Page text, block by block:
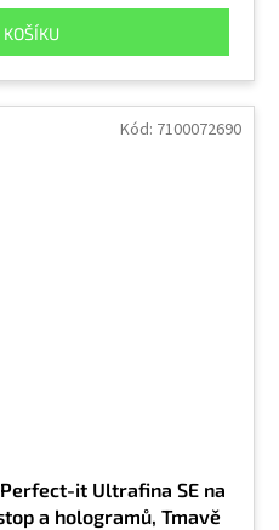
KOŠÍKU
it Ultrafina SE na
a hologramů, Tmavě
Kód: 7100072690